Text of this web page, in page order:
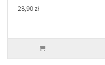
28,90 zł